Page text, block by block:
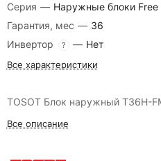
Серия — Наружные блоки Free
Гарантия, мес — 36
Инвертор
? — Нет
Все характеристики
TOSOT Блок наружный T36H-
Все описание